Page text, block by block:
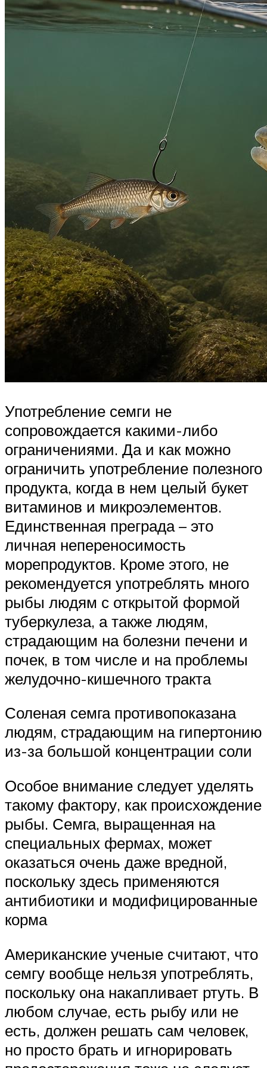
Употребление семги не
сопровождается какими-либо
ограничениями. Да и как можно
ограничить употребление полезного
продукта, когда в нем целый букет
витаминов и микроэлементов.
Единственная преграда – это
личная непереносимость
морепродуктов. Кроме этого, не
рекомендуется употреблять много
рыбы людям с открытой формой
туберкулеза, а также людям,
страдающим на болезни печени и
почек, в том числе и на проблемы
желудочно-кишечного тракта
Соленая семга противопоказана
людям, страдающим на гипертонию
из-за большой концентрации соли
Особое внимание следует уделять
такому фактору, как происхождение
рыбы. Семга, выращенная на
специальных фермах, может
оказаться очень даже вредной,
поскольку здесь применяются
антибиотики и модифицированные
корма
Американские ученые считают, что
семгу вообще нельзя употреблять,
поскольку она накапливает ртуть. В
любом случае, есть рыбу или не
есть, должен решать сам человек,
но просто брать и игнорировать